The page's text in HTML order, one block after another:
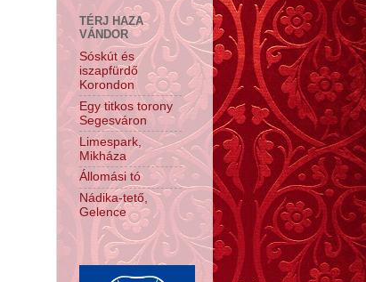
TÉRJ HAZA
VÁNDOR
Sóskút és
iszapfürdő
Korondon
Egy titkos torony
Segesváron
Limespark,
Mikháza
Állomási tó
Nádika-tető,
Gelence